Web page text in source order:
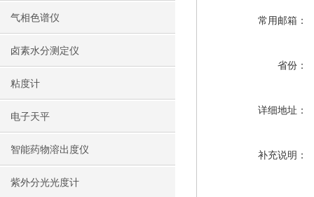
气相色谱仪
卤素水分测定仪
粘度计
电子天平
智能药物溶出度仪
紫外分光光度计
常用邮箱：
省份：
详细地址：
补充说明：